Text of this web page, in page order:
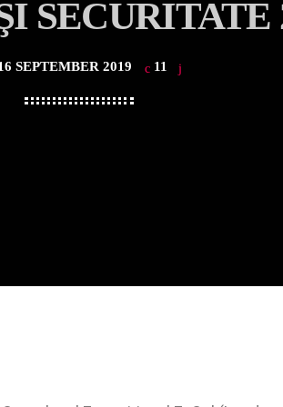
SECURITATE
SEPTEMBER 2019 11